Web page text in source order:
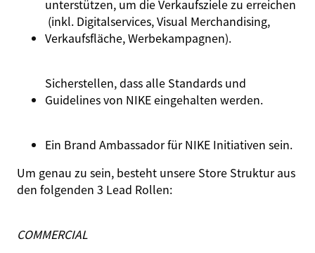
unterstützen, um dieVerkaufszielezu erreichen
(inkl. Digitalservices, Visual Merchandising,
Verkaufsfläche,Werbekampagnen).
Sicherstellen,dass alle Standards und
Guidelinesvon NIKEeingehalten werden.
Ein Brand Ambassador für NIKE Initiativen sein.
Um genau zu sein, besteht unsere Store Struktur aus
den folgenden 3 Lead Rollen:
COMMERCIAL